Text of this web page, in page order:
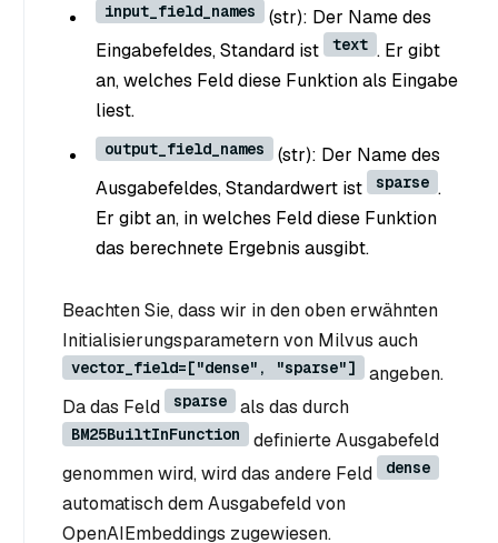
input_field_names
(str): Der Name des
Eingabefeldes, Standard ist
text . Er gibt
an, welches Feld diese Funktion als Eingabe
liest.
output_field_names
(str): Der Name des
Ausgabefeldes, Standardwert ist
sparse .
Er gibt an, in welches Feld diese Funktion
das berechnete Ergebnis ausgibt.
Beachten Sie, dass wir in den oben erwähnten
Initialisierungsparametern von Milvus auch
vector_field=["dense", "sparse"]
angeben.
Da das Feld
sparse als das durch
BM25BuiltInFunction
definierte Ausgabefeld
genommen wird, wird das andere Feld
dense
automatisch dem Ausgabefeld von
OpenAIEmbeddings zugewiesen.